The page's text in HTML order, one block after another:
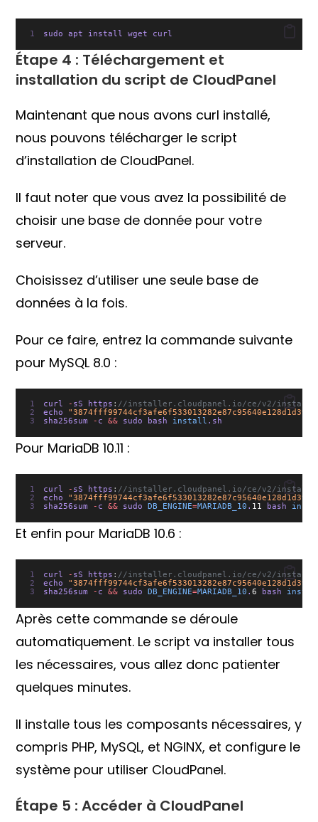
sudo apt install wget curl
Étape 4 : Téléchargement et
installation du script de CloudPanel
Maintenant que nous avons curl installé,
nous pouvons télécharger le script
d’installation de CloudPanel.
Il faut noter que vous avez la possibilité de
choisir une base de donnée pour votre
serveur.
Choisissez d’utiliser une seule base de
données à la fois.
Pour ce faire, entrez la commande suivante
pour MySQL 8.0 :
curl - sS https : //installer.cloudpanel.io/ce/v2/
echo
sha256sum
- c && sudo bash install .sh
Pour MariaDB 10.11 :
curl - sS https : //installer.cloudpanel.io/ce/v2/
echo
sha256sum
- c && sudo DB_ENGINE=MARIADB_10 . 11 bash
Et enfin pour MariaDB 10.6 :
curl - sS https : //installer.cloudpanel.io/ce/v2/
echo
sha256sum
- c && sudo DB_ENGINE=MARIADB_10 .6 bash
Après cette commande se déroule
automatiquement. Le script va installer tous
les nécessaires, vous allez donc patienter
quelques minutes.
Il installe tous les composants nécessaires, y
compris PHP, MySQL, et NGINX, et configure le
système pour utiliser CloudPanel.
Étape 5 : Accéder à CloudPanel